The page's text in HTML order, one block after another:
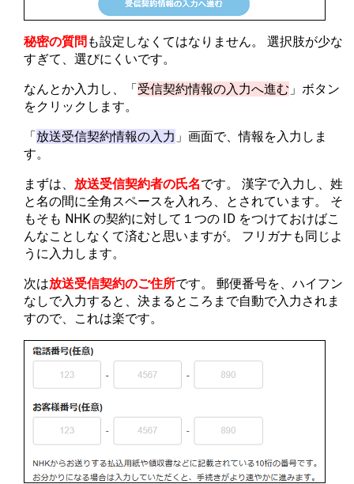
秘密の質問 も設定しなくてはなりません。 選択肢が少な
すぎて、選びにくいです。
なんとか入力し、「受信契約情報の入力へ進む 」ボタン
をクリックします。
「放送受信契約情報の入力 」画面で、情報を入力しま
す。
まずは、 放送受信契約者の氏名です。 漢字で入力し、姓
と名の間に全角スペースを入れろ、とされています。 そ
もそも NHK の契約に対して１つの ID をつけておけばこ
んなことしなくて済むと思いますが。 フリガナも同じよ
うに入力します。
次は放送受信契約のご住所です。 郵便番号を、ハイフン
なしで入力すると、決まるところまで自動で入力されま
すので、これは楽です。